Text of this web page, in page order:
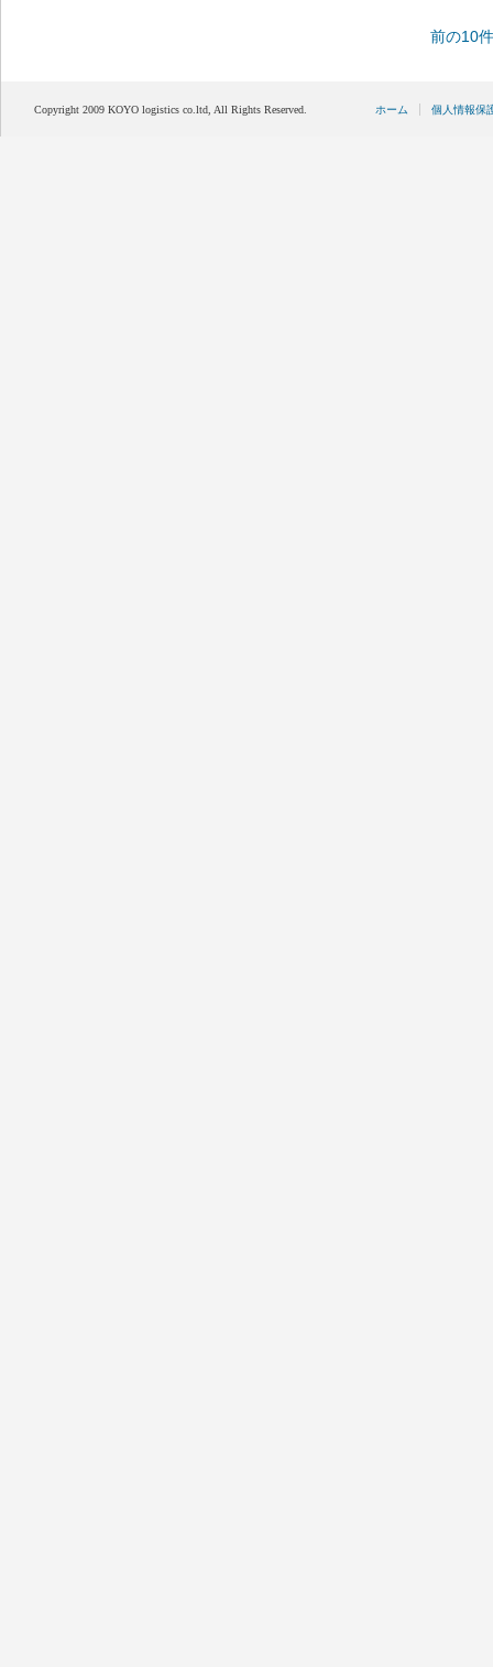
前の10件
Copyright 2009 KOYO logistics co.ltd, All Rights Reserved. ホーム 個人情報保